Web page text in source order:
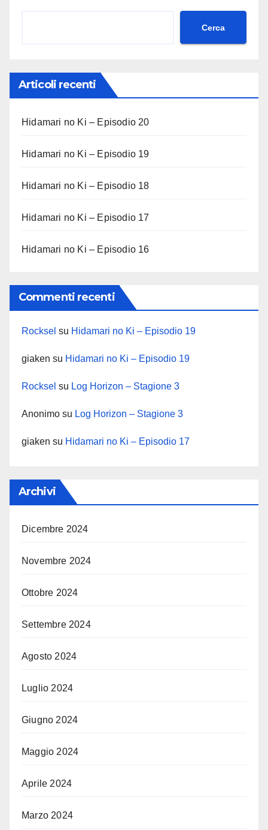
Cerca
Articoli recenti
Hidamari no Ki – Episodio 20
Hidamari no Ki – Episodio 19
Hidamari no Ki – Episodio 18
Hidamari no Ki – Episodio 17
Hidamari no Ki – Episodio 16
Commenti recenti
Rocksel su Hidamari no Ki – Episodio 19
giaken su Hidamari no Ki – Episodio 19
Rocksel su Log Horizon – Stagione 3
Anonimo su Log Horizon – Stagione 3
giaken su Hidamari no Ki – Episodio 17
Archivi
Dicembre 2024
Novembre 2024
Ottobre 2024
Settembre 2024
Agosto 2024
Luglio 2024
Giugno 2024
Maggio 2024
Aprile 2024
Marzo 2024